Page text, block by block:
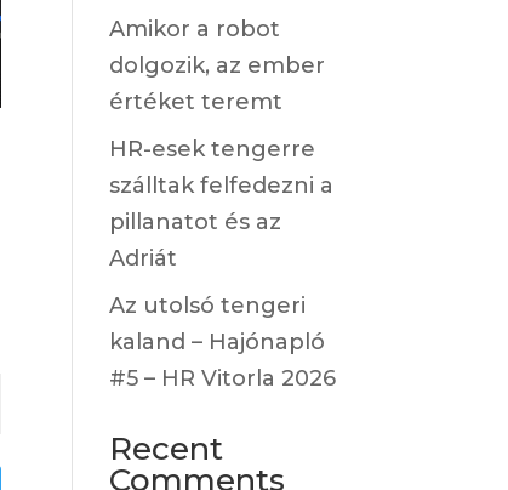
Amikor a robot
dolgozik, az ember
értéket teremt
HR-esek tengerre
szálltak felfedezni a
pillanatot és az
Adriát
Az utolsó tengeri
kaland – Hajónapló
#5 – HR Vitorla 2026
Recent
Comments